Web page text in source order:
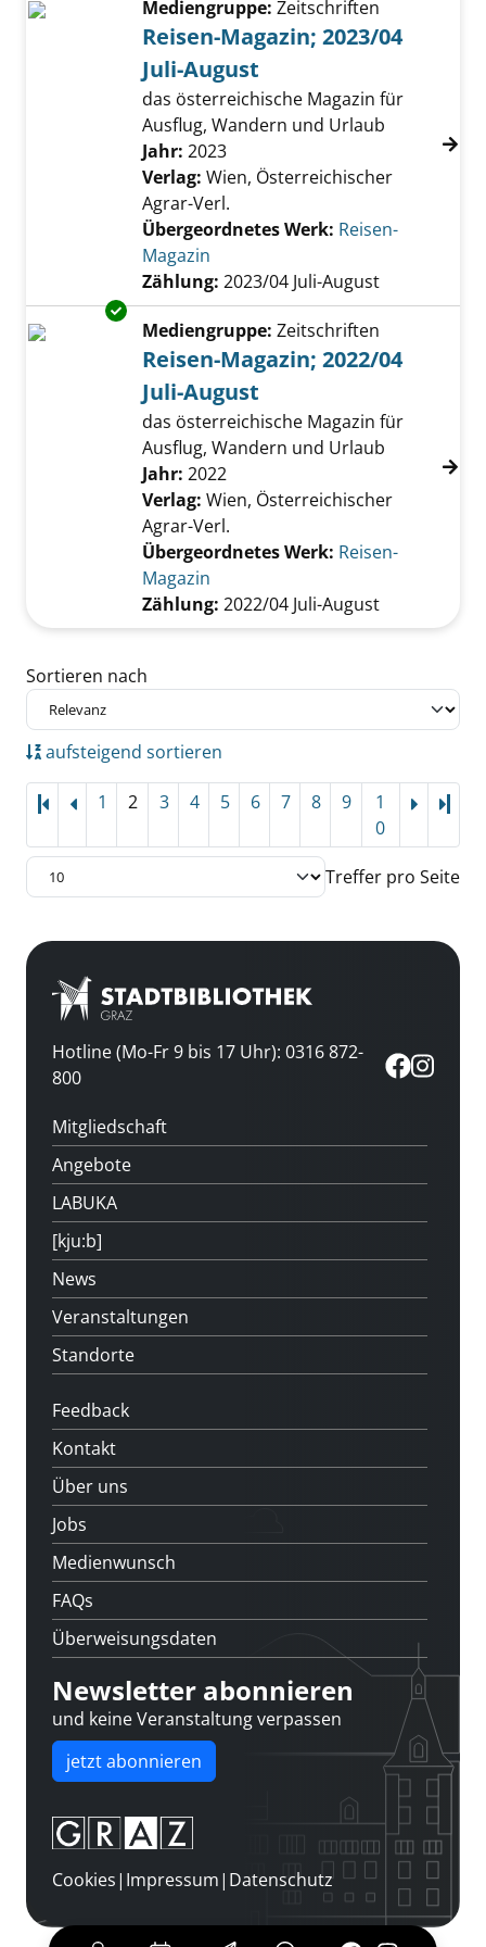
Mediengruppe: Zeitschriften
Reisen-Magazin; 2023/04
Juli-August
das österreichische Magazin für
Ausflug, Wandern und Urlaub
Suche nach diesem Verfasser
Jahr: 2023
Verlag: Wien, Österreichischer
Agrar-Verl.
Übergeordnetes Werk: Reisen-
Magazin
Zählung: 2023/04 Juli-August
Exemplar-Details von Reisen-Magazin; 2022/
Mediengruppe: Zeitschriften
Reisen-Magazin; 2022/04
Juli-August
das österreichische Magazin für
Ausflug, Wandern und Urlaub
Suche nach diesem Verfasser
Jahr: 2022
Verlag: Wien, Österreichischer
Agrar-Verl.
Übergeordnetes Werk: Reisen-
Magazin
Zählung: 2022/04 Juli-August
Zu den Suchfiltern springen
Sortieren nach
aufsteigend sortieren
1 2 3 4 5 6 7 8 9
1
0
Treffer pro Seite
Hotline (Mo-Fr 9 bis 17 Uhr): 0316 872-
800
Mitgliedschaft
Angebote
LABUKA
[kju:b]
News
Veranstaltungen
Standorte
Feedback
Kontakt
Über uns
Jobs
Medienwunsch
FAQs
Überweisungsdaten
Newsletter abonnieren
und keine Veranstaltung verpassen
jetzt abonnieren
Cookies| Impressum| Datenschutz